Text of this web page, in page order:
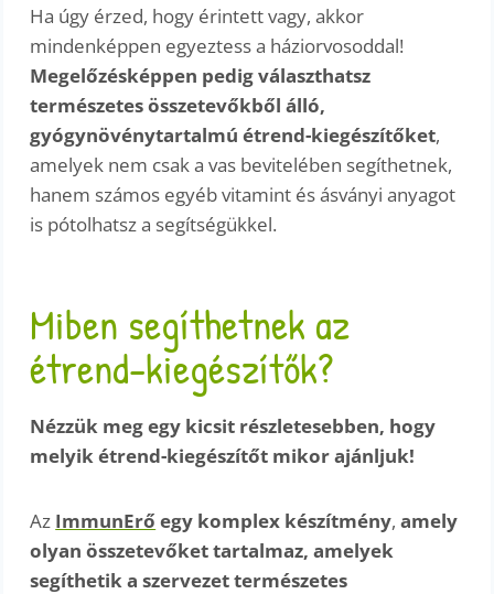
Ha úgy érzed, hogy érintett vagy, akkor
mindenképpen egyeztess a háziorvosoddal!
Megelőzésképpen pedig választhatsz
természetes összetevőkből álló,
gyógynövénytartalmú étrend-kiegészítőket,
amelyek nem csak a vas bevitelében segíthetnek,
hanem számos egyéb vitamint és ásványi anyagot
is pótolhatsz a segítségükkel.
Miben segíthetnek az
étrend-kiegészítők?
Nézzük meg egy kicsit részletesebben, hogy
melyik étrend-kiegészítőt mikor ajánljuk!
Az ImmunErő egy komplex készítmény, amely
olyan összetevőket tartalmaz, amelyek
segíthetik a szervezet természetes